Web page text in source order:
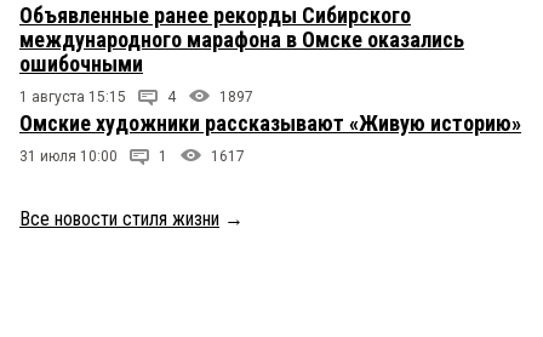
Объявленные ранее рекорды Сибирского
международного марафона в Омске оказались
ошибочными
1 августа 15:15 4 1897
Омские художники рассказывают «Живую историю»
31 июля 10:00 1 1617
Все новости стиля жизни →